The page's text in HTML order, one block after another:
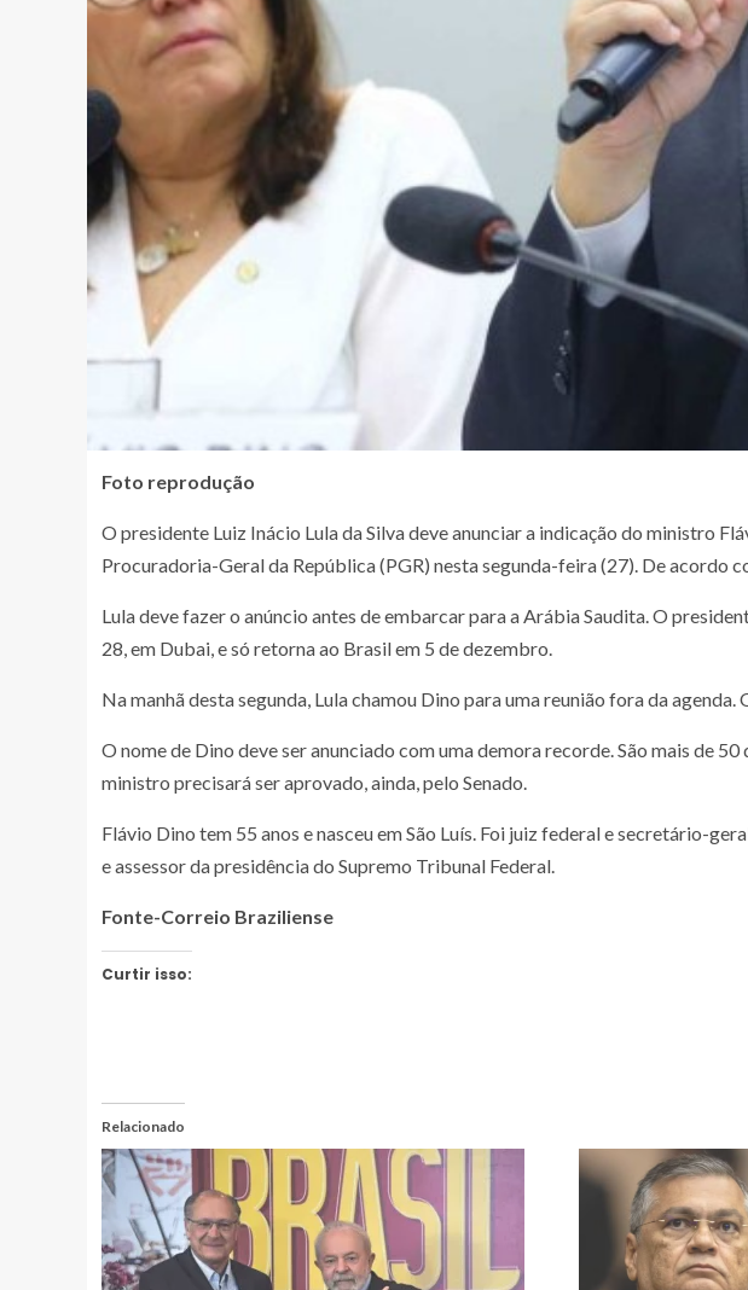
Foto reprodução
O presidente Luiz Inácio Lula da Silva deve anunciar a indicação do ministro
Procuradoria-Geral da República (PGR) nesta segunda-feira (27). De acordo
Lula deve fazer o anúncio antes de embarcar para a Arábia Saudita. O
28, em Dubai, e só retorna ao Brasil em 5 de dezembro.
Na manhã desta segunda, Lula chamou Dino para uma reunião fora da
O nome de Dino deve ser anunciado com uma demora recorde. São mais de
ministro precisará ser aprovado, ainda, pelo Senado.
Flávio Dino tem 55 anos e nasceu em São Luís. Foi juiz federal e secretário-
e assessor da presidência do Supremo Tribunal Federal.
Fonte-Correio Braziliense
Curtir isso:
Relacionado